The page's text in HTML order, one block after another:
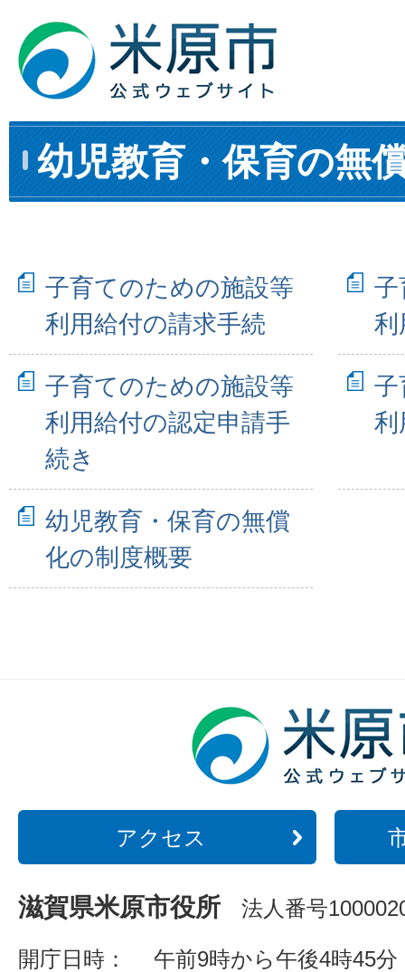
幼児教育・保育の無
子育てのための施設等
利用給付の請求手続
子
利
子育てのための施設等
利用給付の認定申請手
続き
子
利
幼児教育・保育の無償
化の制度概要
アクセス
滋賀県米原市役所 法人番号
開庁日時：
午前9時から午後4時45分